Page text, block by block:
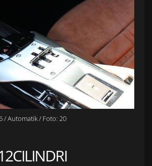
/ Automatik / Foto: 20